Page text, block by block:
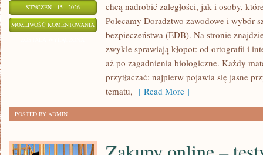
STYCZEŃ - 15 - 2026
MOŻLIWOŚĆ KOMENTOWANIA FIZYKA
chcą nadrobić zaległości, jak i osoby,
Polecamy Doradztwo zawodowe i wybór
bezpieczeństwa (EDB). Na stronie
zwykle sprawiają kłopot: od ortografii i
aż po zagadnienia biologiczne. Każdy
przytłaczać: najpierw pojawia się jasne
tematu, [ Read More ]
POSTED BY ADMIN